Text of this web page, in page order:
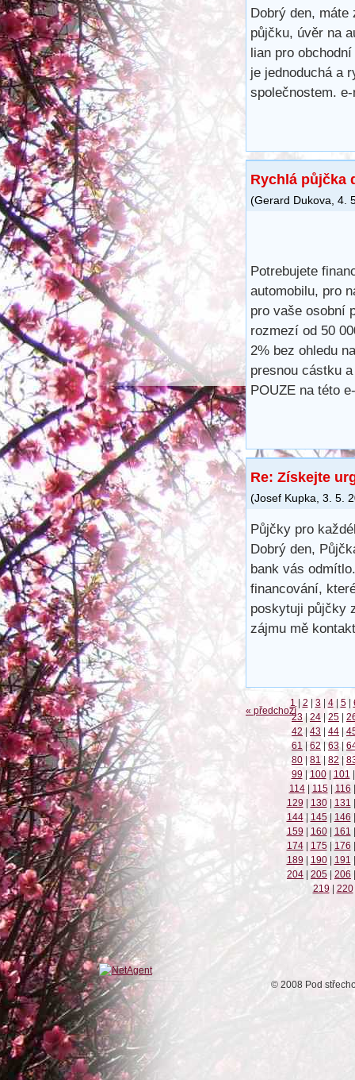
Dobrý den,
půjčku, úvěr na
lian pro
je jednoduchá a
společnostem.
Rychlá půjčka
(Gerard Dukova 4.
Potrebujete
automobilu, pro
pro vaše osobní
rozmezí od 50
2% bez ohledu
presnou cástku
POUZE na této
Re: Získejte
(Josef Kupka 3. 5.
Půjčky pro
Dobrý den,
bank vás
financování,
poskytuji půjčky
zájmu mě
« předchozí
1 | 2 | 3 | 4 | 5 |
23 | 24 | 25 |
42 | 43 | 44 |
61 | 62 | 63 |
80 | 81 | 82 |
99 | 100 | 101 |
114 | 115 | 116 |
129 | 130 | 131 |
144 | 145 | 146 |
159 | 160 | 161 |
174 | 175 | 176 |
189 | 190 | 191 |
204 | 205 | 206 |
219 | 220
© 2008 Pod